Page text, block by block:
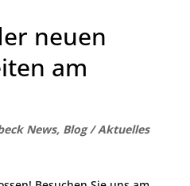
neuen
am
News, Blog / Aktuelles